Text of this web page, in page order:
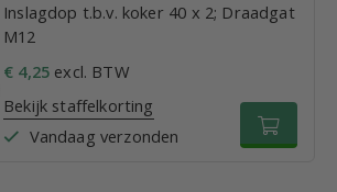
Inslagdop t.b.v. koker 40 x 2; Draadgat
M12
€ 4,25 excl. BTW
Bekijk staffelkorting
Vandaag verzonden